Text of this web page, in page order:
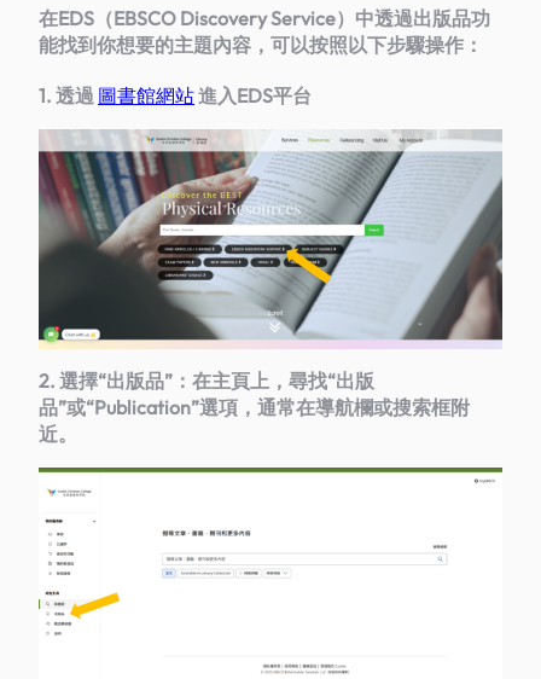
在EDS（EBSCO Discovery Service）中透過出版品功
能找到你想要的主題內容，可以按照以下步驟操作：
1. 透過 圖書館網站進入EDS平台
2. 選擇“出版品”：在主頁上，尋找“出版
品”或“Publication”選項，通常在導航欄或搜索框附
近。